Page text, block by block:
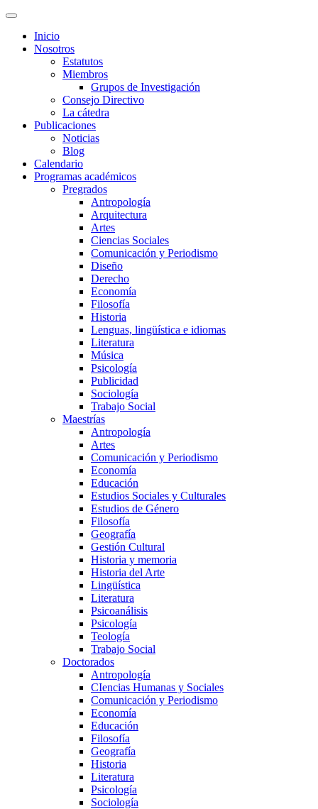
Inicio
Nosotros
Estatutos
Miembros
Grupos de Investigación
Consejo Directivo
La cátedra
Publicaciones
Noticias
Blog
Calendario
Programas académicos
Pregrados
Antropología
Arquitectura
Artes
Ciencias Sociales
Comunicación y Periodismo
Diseño
Derecho
Economía
Filosofía
Historia
Lenguas, lingüística e idiomas
Literatura
Música
Psicología
Publicidad
Sociología
Trabajo Social
Maestrías
Antropología
Artes
Comunicación y Periodismo
Economía
Educación
Estudios Sociales y Culturales
Estudios de Género
Filosofía
Geografía
Gestión Cultural
Historia y memoria
Historia del Arte
Lingüística
Literatura
Psicoanálisis
Psicología
Teología
Trabajo Social
Doctorados
Antropología
CIencias Humanas y Sociales
Comunicación y Periodismo
Economía
Educación
Filosofía
Geografía
Historia
Literatura
Psicología
Sociología